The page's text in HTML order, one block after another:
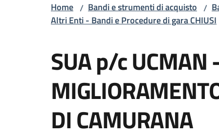
Home / Bandi e strumenti di acquisto /
Altri Enti - Bandi e Procedure di gara CHIUSI
SUA p/c
DI CAMURANA